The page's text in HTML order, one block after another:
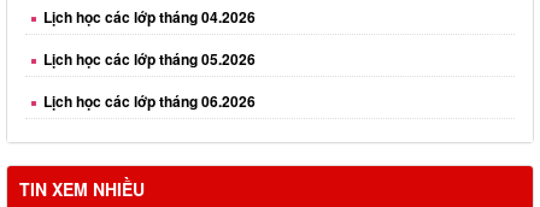
Lịch học các lớp tháng 05.2026
Lịch học các lớp tháng 06.2026
Lịch học các lớp tháng 08.2026
TIN XEM NHIỀU